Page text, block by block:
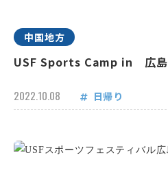
中国地方
USF Sports Camp in 広島
2022.10.08 日帰り